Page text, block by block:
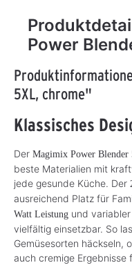
Power
5XL, chrome"
Klassisches
Der Magimix Power Blender
beste Materialien mit
jede gesunde Küche. Der
ausreichend Platz für
Watt Leistung und
vielfältig einsetzbar. So
Gemüsesorten häckseln,
auch cremige Ergebnisse